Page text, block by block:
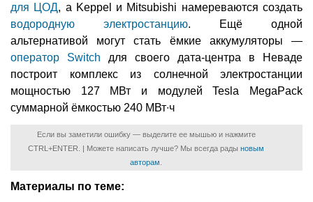
для ЦОД, а Keppel и Mitsubishi намереваются создать
водородную электростанцию. Ещё одной
альтернативой могут стать ёмкие аккумуляторы —
оператор Switch для своего дата-центра в Неваде
построит комплекс из солнечной электростанции
мощностью 127 МВт и модулей Tesla MegaPack
суммарной ёмкостью 240 МВт∙ч
Если вы заметили ошибку — выделите ее мышью и нажмите
CTRL+ENTER. | Можете написать лучше? Мы всегда рады новым
авторам
Материалы по теме: